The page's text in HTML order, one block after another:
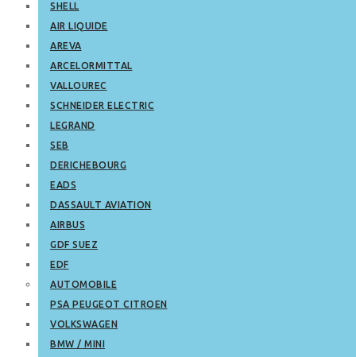
SHELL
AIR LIQUIDE
AREVA
ARCELORMITTAL
VALLOUREC
SCHNEIDER ELECTRIC
LEGRAND
SEB
DERICHEBOURG
EADS
DASSAULT AVIATION
AIRBUS
GDF SUEZ
EDF
AUTOMOBILE
PSA PEUGEOT CITROEN
VOLKSWAGEN
BMW / MINI